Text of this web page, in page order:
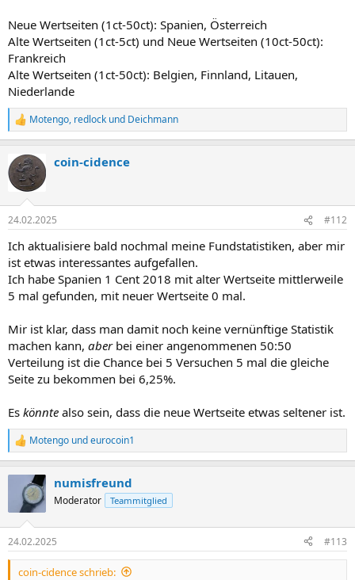
Neue Wertseiten (1ct-50ct): Spanien, Österreich
Alte Wertseiten (1ct-5ct) und Neue Wertseiten (10ct-50ct):
Frankreich
Alte Wertseiten (1ct-50ct): Belgien, Finnland, Litauen,
Niederlande
R
e
k
t
i
e
:
Motengo, redlock und Deichmann
coin-cidence
24.02.2025 #112
Ich aktualisiere bald nochmal meine Fundstatistiken, aber mir
ist etwas interessantes aufgefallen.
Ich habe Spanien 1 Cent 2018 mit alter Wertseite mittlerweile
5 mal gefunden, mit neuer Wertseite 0 mal.
Mir ist klar, dass man damit noch keine vernünftige Statistik
machen kann, aberbei einer angenommenen 50:50
Verteilung ist die Chance bei 5 Versuchen 5 mal die gleiche
Seite zu bekommen bei 6,25%.
Es könnte also sein, dass die neue Wertseite etwas seltener ist.
R
e
e
n
Motengo undeurocoin1
numisfreund
Moderator Teammitglied
24.02.2025 #113
coin-cidence schrieb: